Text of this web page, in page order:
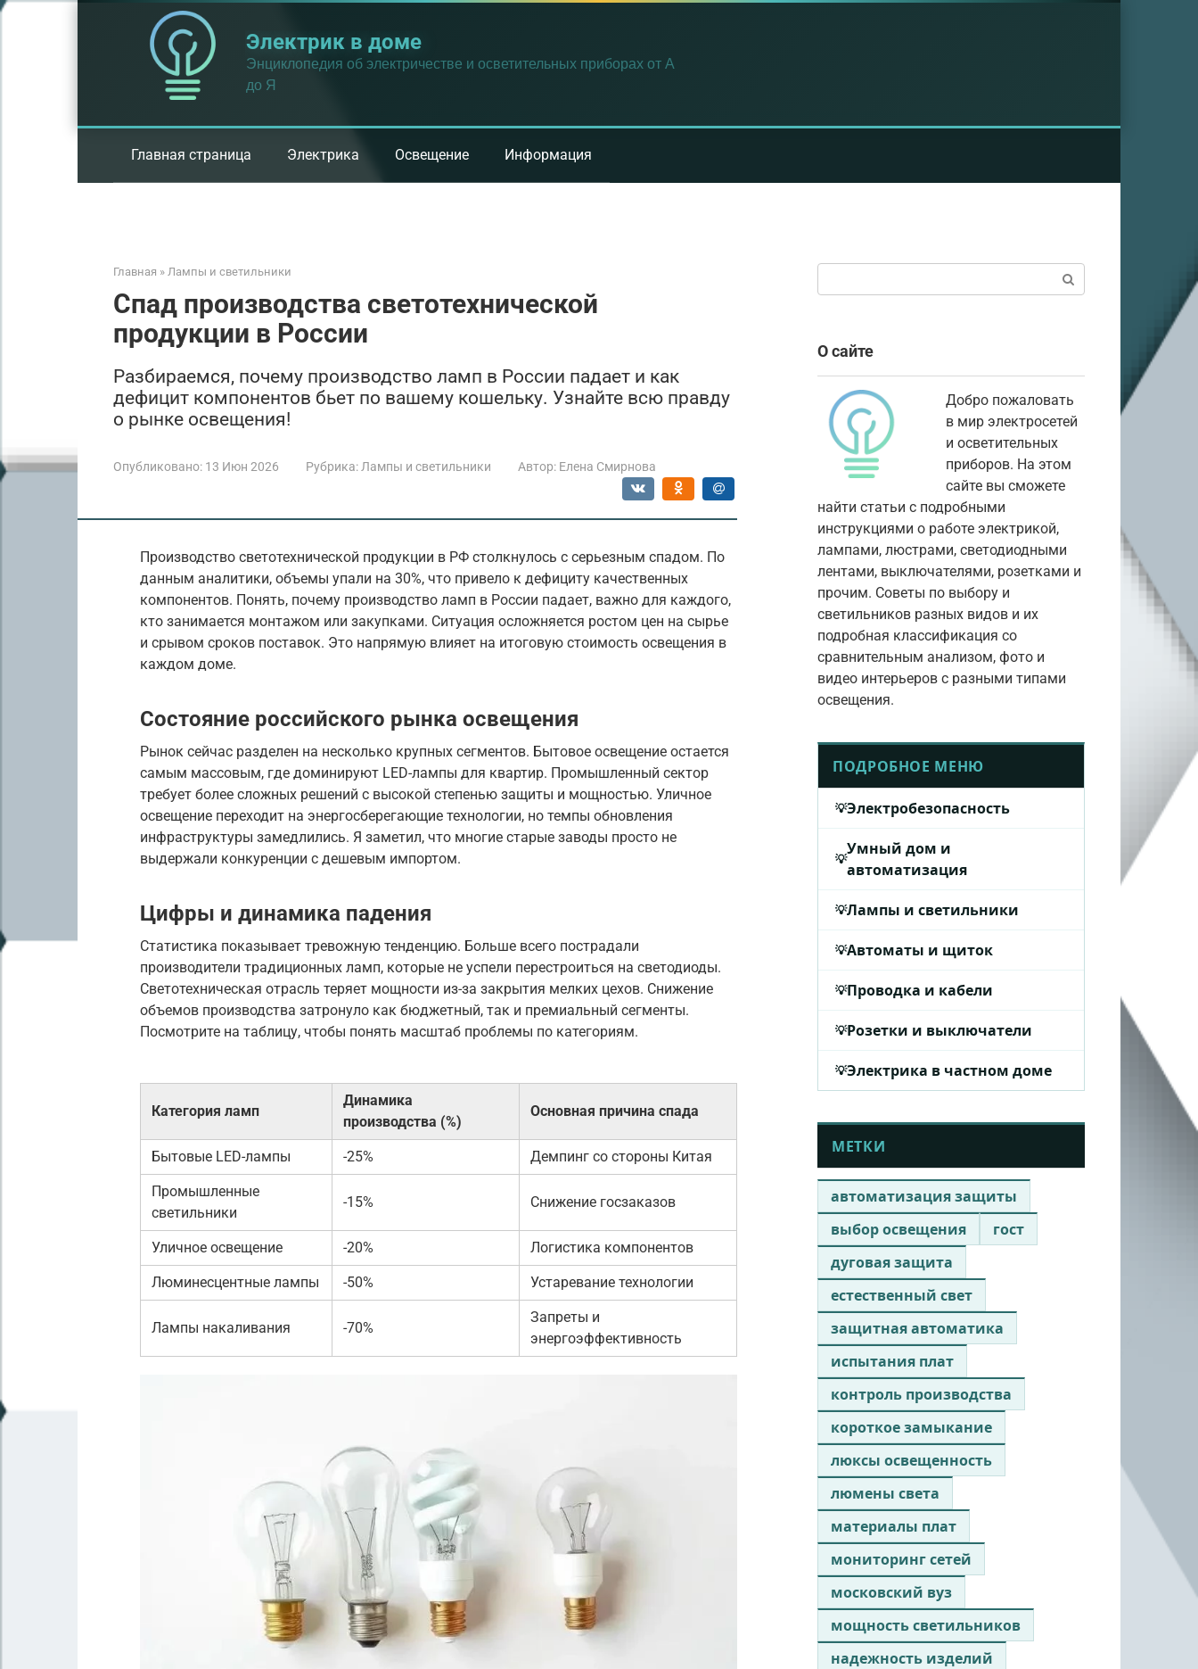
Перейти
Электрик в доме
Энциклопедия об электричестве и осветительных приборах от А
до Я
Главная страница Электрика Освещение Информация
Главная » Лампы и светильники
Спад производства светотехнической
продукции в России
Разбираемся, почему производство ламп в России падает и как
дефицит компонентов бьет по вашему кошельку. Узнайте всю правду
о рынке освещения!
Опубликовано: 13 Июн 2026 Рубрика: Лампы и светильники Автор: Елена Смирнова
Производство светотехнической продукции в РФ столкнулось с серьезным спадом. По
данным аналитики, объемы упали на 30%, что привело к дефициту качественных
компонентов. Понять, почему производство ламп в России падает, важно для каждого,
кто занимается монтажом или закупками. Ситуация осложняется ростом цен на сырье
и срывом сроков поставок. Это напрямую влияет на итоговую стоимость освещения в
каждом доме.
Состояние российского рынка освещения
Рынок сейчас разделен на несколько крупных сегментов. Бытовое освещение остается
самым массовым, где доминируют LED-лампы для квартир. Промышленный сектор
требует более сложных решений с высокой степенью защиты и мощностью. Уличное
освещение переходит на энергосберегающие технологии, но темпы обновления
инфраструктуры замедлились. Я заметил, что многие старые заводы просто не
выдержали конкуренции с дешевым импортом.
Цифры и динамика падения
Статистика показывает тревожную тенденцию. Больше всего пострадали
производители традиционных ламп, которые не успели перестроиться на светодиоды.
Светотехническая отрасль теряет мощности из-за закрытия мелких цехов. Снижение
объемов производства затронуло как бюджетный, так и премиальный сегменты.
Посмотрите на таблицу, чтобы понять масштаб проблемы по категориям.
Категория ламп
Динамика
производства (%)
Основная причина спада
Бытовые LED-лампы -25% Демпинг со стороны Китая
Промышленные
светильники
-15% Снижение госзаказов
Уличное освещение -20% Логистика компонентов
Люминесцентные лампы -50% Устаревание технологии
Лампы накаливания -70%
Запреты и
энергоэффективность
О сайте
Добро пожаловать
в мир электросетей
и осветительных
приборов. На этом
сайте вы сможете
найти статьи с подробными
инструкциями о работе электрикой,
лампами, люстрами, светодиодными
лентами, выключателями, розетками и
прочим. Советы по выбору и
светильников разных видов и их
подробная классификация со
сравнительным анализом, фото и
видео интерьеров с разными типами
освещения.
ПОДРОБНОЕ МЕНЮ
Электробезопасность
Умный дом и
автоматизация
Лампы и светильники
Автоматы и щиток
Проводка и кабели
Розетки и выключатели
Электрика в частном доме
МЕТКИ
автоматизация защиты
выбор освещения
гост
дуговая защита
естественный свет
защитная автоматика
испытания плат
контроль производства
короткое замыкание
люксы освещенность
люмены света
материалы плат
мониторинг сетей
московский вуз
мощность светильников
надежность изделий